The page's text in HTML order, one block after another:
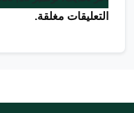
التعليقات مغلقة.